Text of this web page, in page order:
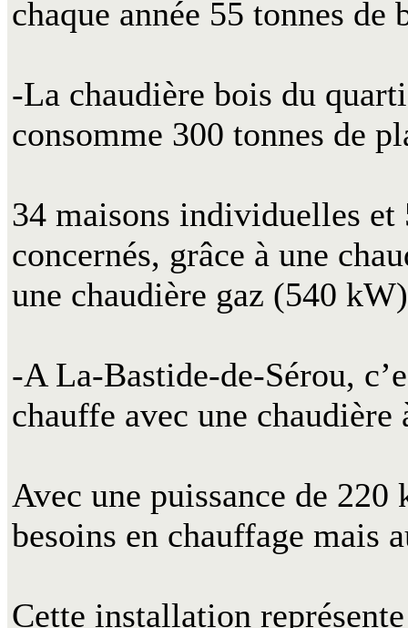
chaque année 55 tonnes de
-La chaudière bois du
consomme 300 tonnes de
34 maisons individuelles
concernés, grâce à une
une chaudière gaz (540
-A La-Bastide-de-Sérou,
chauffe avec une chaudière
Avec une puissance de
besoins en chauffage mais
Cette installation